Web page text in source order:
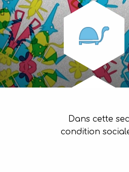
Dans cette
condition